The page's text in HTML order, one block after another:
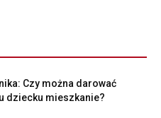
Czy można darować
dziecku mieszkanie?